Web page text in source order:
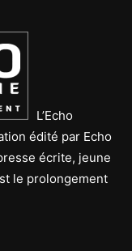
L’Echo
édité par Echo
écrite, jeune
le prolongement